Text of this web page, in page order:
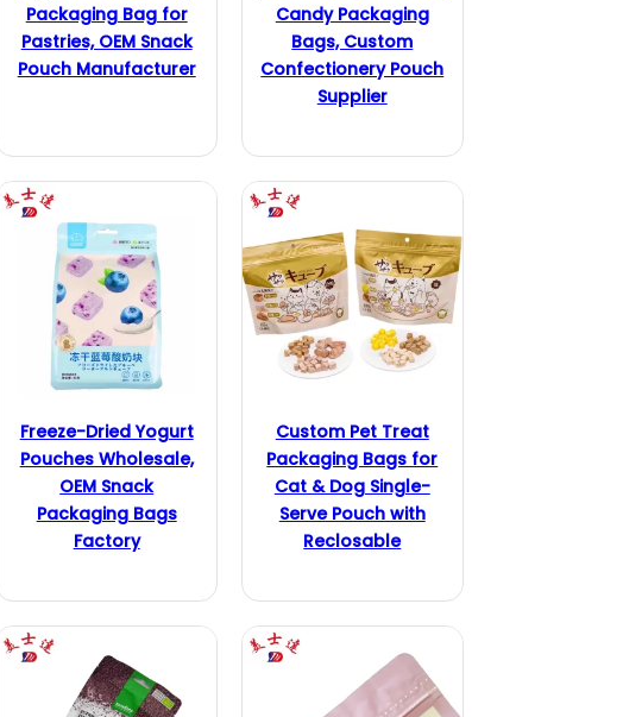
Packaging Bag for
Pastries, OEM Snack
Pouch Manufacturer
Candy Packaging
Bags, Custom
Confectionery Pouch
Supplier
Freeze-Dried Yogurt
Pouches Wholesale,
OEM Snack
Packaging Bags
Factory
Custom Pet Treat
Packaging Bags for
Cat & Dog Single-
Serve Pouch with
Reclosable